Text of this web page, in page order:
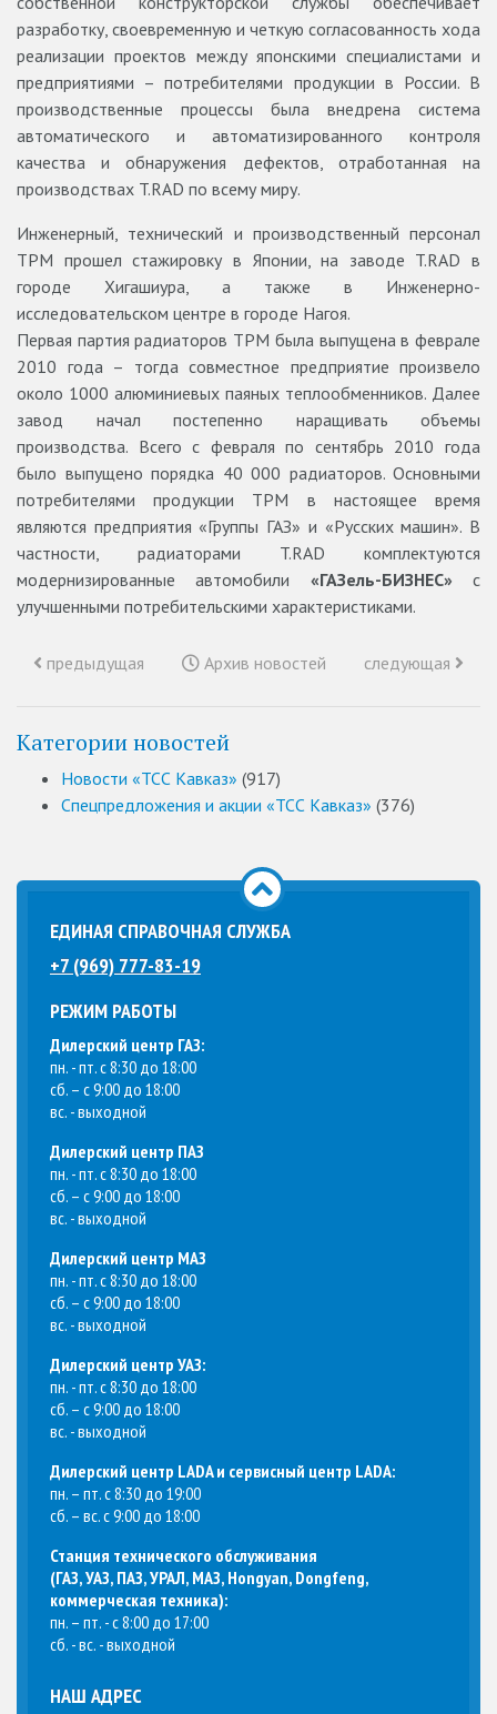
разработку, своевременную и четкую согласованность хода
реализации проектов между японскими специалистами и
предприятиями – потребителями продукции в России. В
производственные процессы была внедрена система
автоматического и автоматизированного контроля
качества и обнаружения дефектов, отработанная на
производствах T.RAD по всему миру.
Инженерный, технический и производственный персонал
ТРМ прошел стажировку в Японии, на заводе T.RAD в
городе Хигашиура, а также в Инженерно-
исследовательском центре в городе Нагоя.
Первая партия радиаторов ТРМ была выпущена в феврале
2010 года – тогда совместное предприятие произвело
около 1000 алюминиевых паяных теплообменников. Далее
завод начал постепенно наращивать объемы
производства. Всего с февраля по сентябрь 2010 года
было выпущено порядка 40 000 радиаторов. Основными
потребителями продукции ТРМ в настоящее время
являются предприятия «Группы ГАЗ» и «Русских машин». В
частности, радиаторами T.RAD комплектуются
модернизированные автомобили «ГАЗель-БИЗНЕС» с
улучшенными потребительскими характеристиками.
предыдущая Архив новостей следующая
Категории новостей
Новости «ТСС Кавказ» (917)
Спецпредложения и акции «ТСС Кавказ» (376)
ЕДИНАЯ СПРАВОЧНАЯ СЛУЖБА
+7 (969) 777-83-19
РЕЖИМ РАБОТЫ
Дилерский центр ГАЗ:
пн. - пт. с 8:30 до 18:00
сб. – с 9:00 до 18:00
вс. - выходной
Дилерский центр ПАЗ
пн. - пт. с 8:30 до 18:00
сб. – с 9:00 до 18:00
вс. - выходной
Дилерский центр МАЗ
пн. - пт. с 8:30 до 18:00
сб. – с 9:00 до 18:00
вс. - выходной
Дилерский центр УАЗ:
пн. - пт. с 8:30 до 18:00
сб. – с 9:00 до 18:00
вс. - выходной
Дилерский центр LADA и сервисный центр LADA:
пн. – пт. с 8:30 до 19:00
сб. – вс. с 9:00 до 18:00
Станция технического обслуживания
(ГАЗ, УАЗ, ПАЗ, УРАЛ, МАЗ, Hongyan, Dongfeng,
коммерческая техника):
пн. – пт. - с 8:00 до 17:00
сб. - вс. - выходной
НАШ АДРЕС